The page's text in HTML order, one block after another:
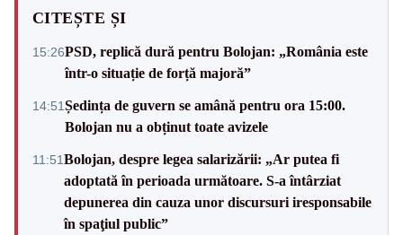
CITEȘTE ȘI
15:26PSD, replică dură pentru Bolojan: „România este
într-o situație de forță majoră”
14:51Ședința de guvern se amână pentru ora 15:00.
Bolojan nu a obținut toate avizele
11:51Bolojan, despre legea salarizării: „Ar putea fi
adoptată în perioada următoare. S-a întârziat
depunerea din cauza unor discursuri iresponsabile
în spaţiul public”